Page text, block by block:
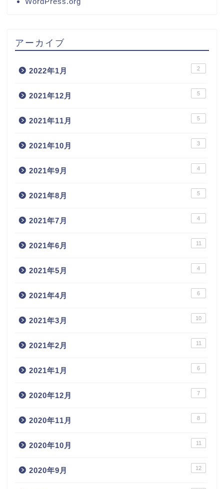
アーカイブ
2022年1月 2
2021年12月 5
2021年11月 5
2021年10月 3
2021年9月 4
2021年8月 5
2021年7月 4
2021年6月 11
2021年5月 4
2021年4月 6
2021年3月 10
2021年2月 11
2021年1月 6
2020年12月 7
2020年11月 8
2020年10月 11
2020年9月 12